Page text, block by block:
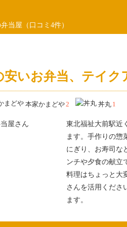
当屋（口コミ4件）
安いお弁当、テイク
本家かまどや2 丼丸 1
東北福祉大前駅近
ます。手作りの惣
にぎり、お寿司な
ンチや夕食の献立
料理はちょっと大
さんを活用くださ
ます。